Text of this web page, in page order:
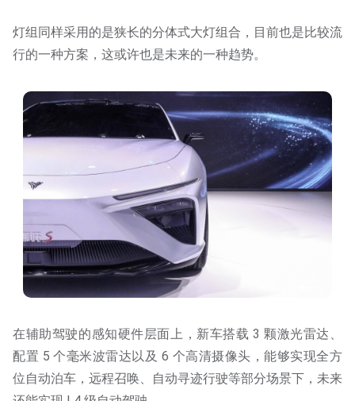
灯组同样采用的是狭长的分体式大灯组合，目前也是比较流
行的一种方案，这或许也是未来的一种趋势。
在辅助驾驶的感知硬件层面上，新车搭载 3 颗激光雷达、
配置 5 个毫米波雷达以及 6 个高清摄像头，能够实现全方
位自动泊车，远程召唤、自动寻迹行驶等部分场景下，未来